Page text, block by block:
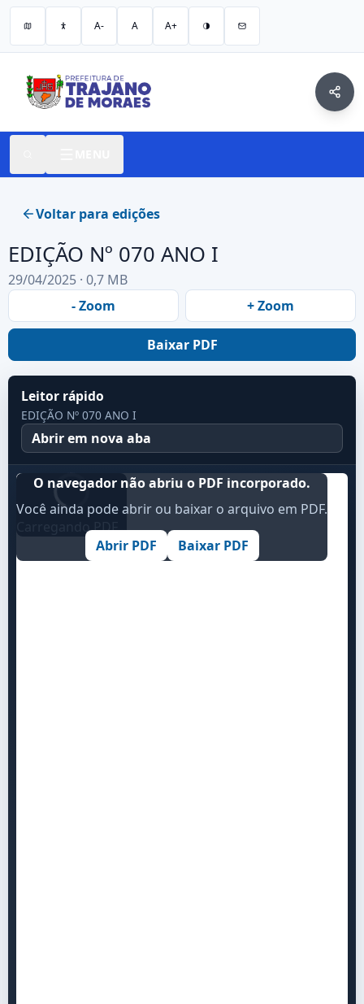
A- A A+
Voltar para edições
EDIÇÃO Nº 070 ANO I
29/04/2025 · 0,7 MB
- Zoom
+ Zoom
Baixar PDF
Leitor rápido
EDIÇÃO Nº 070 ANO I
Abrir em nova aba
Carregando PDF...
O navegador não abriu o PDF incorporado.
Você ainda pode abrir ou baixar o arquivo em PDF.
Abrir PDF Baixar PDF